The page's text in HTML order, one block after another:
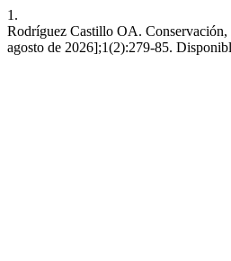
1.
Rodríguez Castillo OA.
agosto de 2026];1(2):279-85.